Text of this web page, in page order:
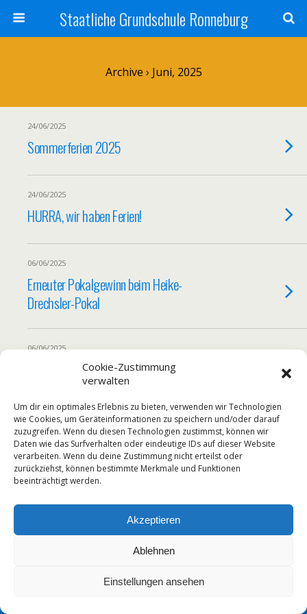
Cookie-Zustimmung
verwalten
Um dir ein optimales Erlebnis zu bieten, verwenden wir Technologien
wie Cookies, um Geräteinformationen zu speichern und/oder darauf
zuzugreifen. Wenn du diesen Technologien zustimmst, können wir
Daten wie das Surfverhalten oder eindeutige IDs auf dieser Website
verarbeiten. Wenn du deine Zustimmung nicht erteilst oder
zurückziehst, können bestimmte Merkmale und Funktionen
beeinträchtigt werden.
Akzeptieren
Ablehnen
Einstellungen ansehen
Staatliche Grundschule Ronneburg
Archive › Juni, 2025
24/06/2025
Sommerferien 2025
24/06/2025
HURRA, wir haben Ferien!
06/06/2025
Erneuter Pokalgewinn beim Heike-
Drechsler-Pokal
06/06/2025
Kreisjugendspiele Fußball der Grundschulen
im Landkreis Greiz
Zum Seitenanfang